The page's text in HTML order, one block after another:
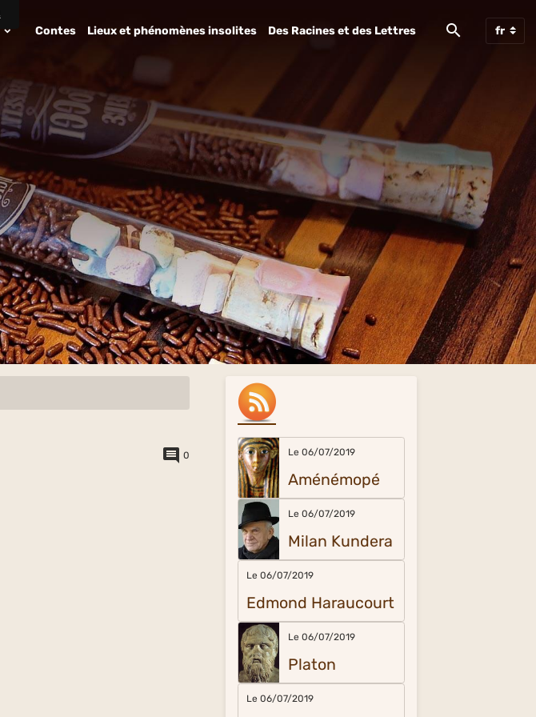
Contes Lieux et phénomènes insolites Des Racines et des Lettres
0 Le 06/07/2019
Aménémopé
Le 06/07/2019
Milan Kundera
Le 06/07/2019
Edmond Haraucourt
Le 06/07/2019
Platon
Le 06/07/2019